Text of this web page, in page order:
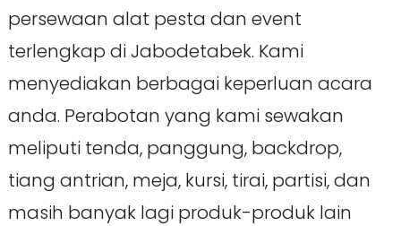
persewaan alat pesta dan event
terlengkap di Jabodetabek. Kami
menyediakan berbagai keperluan acara
anda. Perabotan yang kami sewakan
meliputi tenda, panggung, backdrop,
tiang antrian, meja, kursi, tirai, partisi, dan
masih banyak lagi produk-produk lain